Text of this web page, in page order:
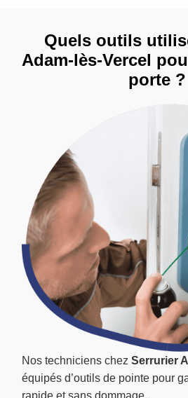
Nos techniciens chez Serrurier
équipés d’outils de pointe pour
rapide et sans dommage.
Quels outils
Adam-lès-Vercel
porte ?